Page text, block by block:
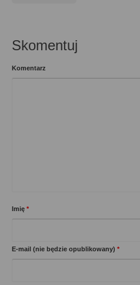
Skomentuj
Komentarz
Imię *
E-mail (nie będzie opublikowany) *